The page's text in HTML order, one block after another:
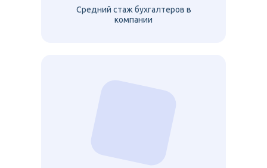
Средний стаж бухгалтеров в
компании